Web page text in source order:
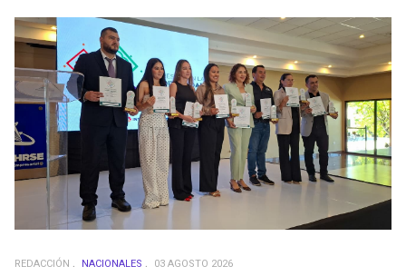
REDACCIÓN NACIONALES 03 AGOSTO 2026